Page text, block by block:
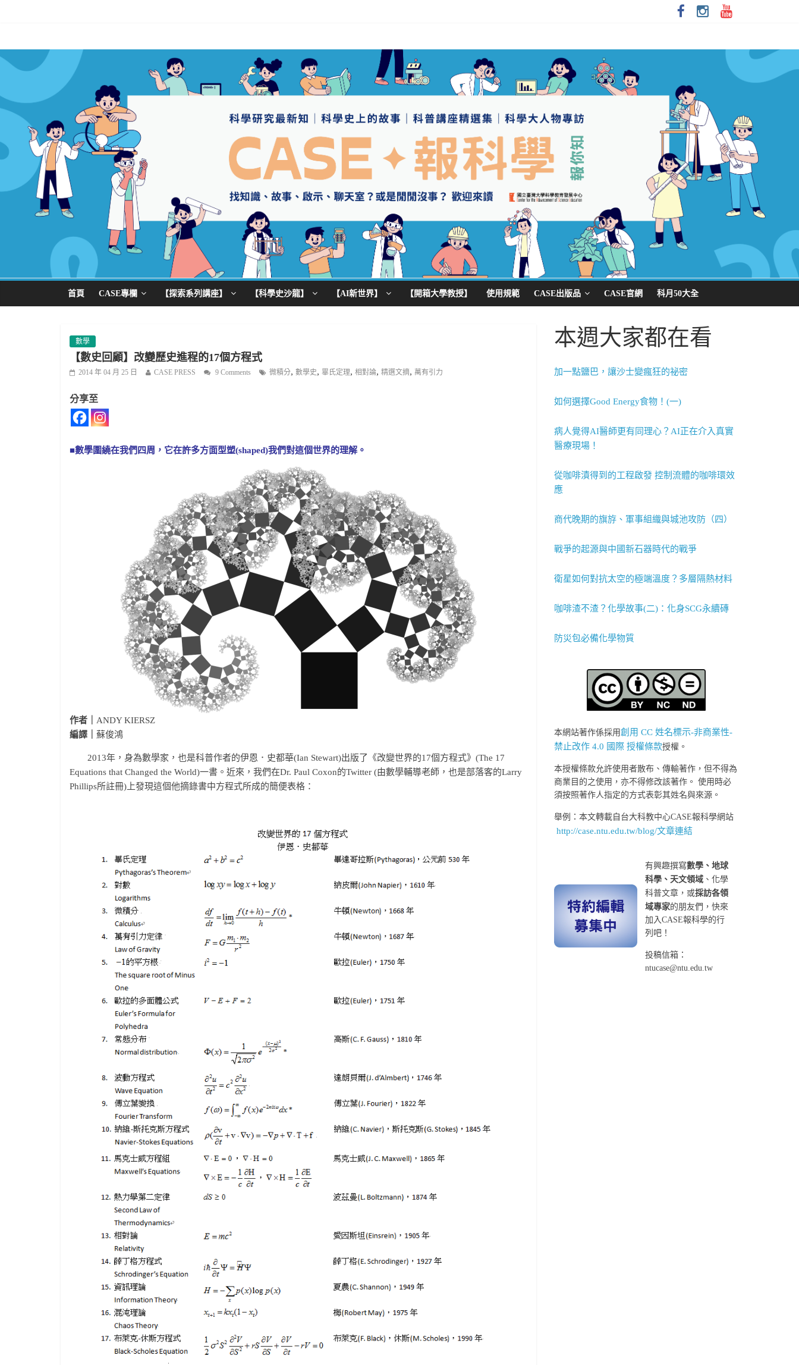
首頁 CASE專欄 【探索系列講座】 【科學史沙龍】 【AI新世界】 【開箱大學教授】 使用規範 CASE出版品 CASE官網 科月50大全
數學
【數史回顧】改變歷史進程的17個方程式
2014 年 04 月 25 日 CASE PRESS 9 Comments 微積分, 數學史, 畢氏定理, 相對論, 精選文摘, 萬有引力
分享至
■數學圍繞在我們四周，它在許多方面型塑(shaped)我們對這個世界的理解。
作者｜ ANDY KIERSZ
編譯｜ 蘇俊鴻
2013年，身為數學家，也是科普作者的伊恩．史都華(Ian Stewart)出版了《改變世界的17個方程式》(The 17
Equations that Changed the World)一書。近來，我們在Dr. Paul Coxon的Twitter (由數學輔導老師，也是部落客的Larry
Phillips所註冊)上發現這個他摘錄書中方程式所成的簡便表格：
本週大家都在看
加一點鹽巴，讓沙士變瘋狂的祕密
如何選擇Good Energy食物！(一)
病人覺得AI醫師更有同理心？AI正在介入真實
醫療現場！
從咖啡漬得到的工程啟發 控制流體的咖啡環效
應
商代晚期的旗斿、軍事組織與城池攻防（四）
戰爭的起源與中國新石器時代的戰爭
衛星如何對抗太空的極端溫度？多層隔熱材料
咖啡渣不渣？化學故事(二)：化身SCG永續磚
防災包必備化學物質
本網站著作係採用創用 CC 姓名標示-非商業性-
禁止改作 4.0 國際 授權條款授權。
本授權條款允許使用者散布、傳輸著作，但不得為
商業目的之使用，亦不得修改該著作。 使用時必
須按照著作人指定的方式表彰其姓名與來源。
舉例：本文轉載自台大科教中心CASE報科學網站
http://case.ntu.edu.tw/blog/文章連結
有興趣撰寫數學、地球
科學、天文領域 、化學
科普文章，或採訪各領
域專家的朋友們，快來
加入CASE報科學的行
列吧！
投稿信箱：
ntucase@ntu.edu.tw